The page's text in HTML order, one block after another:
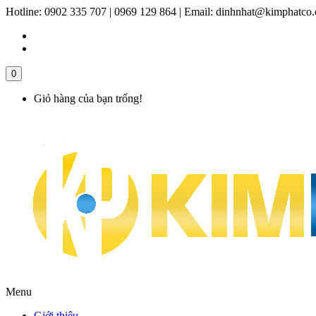
Hotline: 0902 335 707 | 0969 129 864 | Email:
0
Giỏ hàng của bạn trống!
Menu